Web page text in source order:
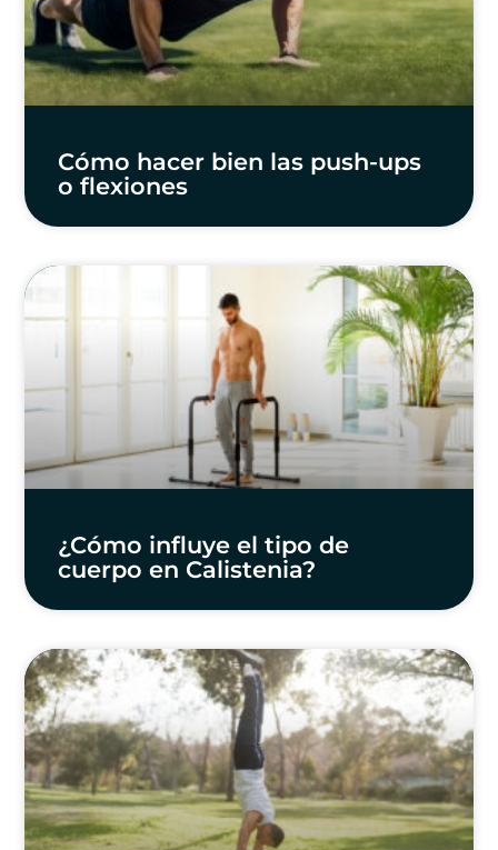
Cómo hacer bien las push-ups
o flexiones
¿Cómo influye el tipo de
cuerpo en Calistenia?